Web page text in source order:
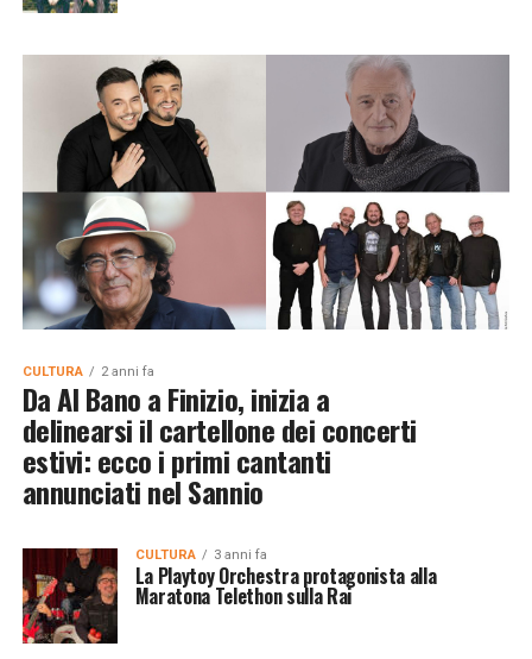
CULTURA 2 anni fa
Da Al Bano a Finizio, inizia a
delinearsi il cartellone dei concerti
estivi: ecco i primi cantanti
annunciati nel Sannio
CULTURA 3 anni fa
La Playtoy Orchestra protagonista alla
Maratona Telethon sulla Rai